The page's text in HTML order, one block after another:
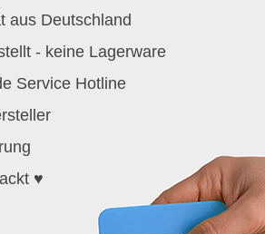
aus Deutschland
- keine Lagerware
Service Hotline
♥